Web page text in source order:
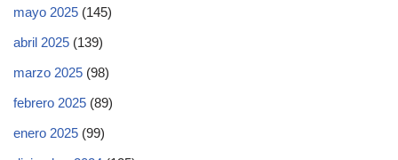
mayo 2025 (145)
abril 2025 (139)
marzo 2025 (98)
febrero 2025 (89)
enero 2025 (99)